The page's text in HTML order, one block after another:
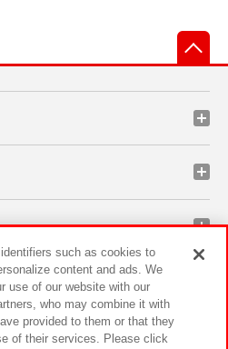
such as cookies to
content and ads. We
use of our website with our
who may combine it with
provided to them or that they
of their services. Please click